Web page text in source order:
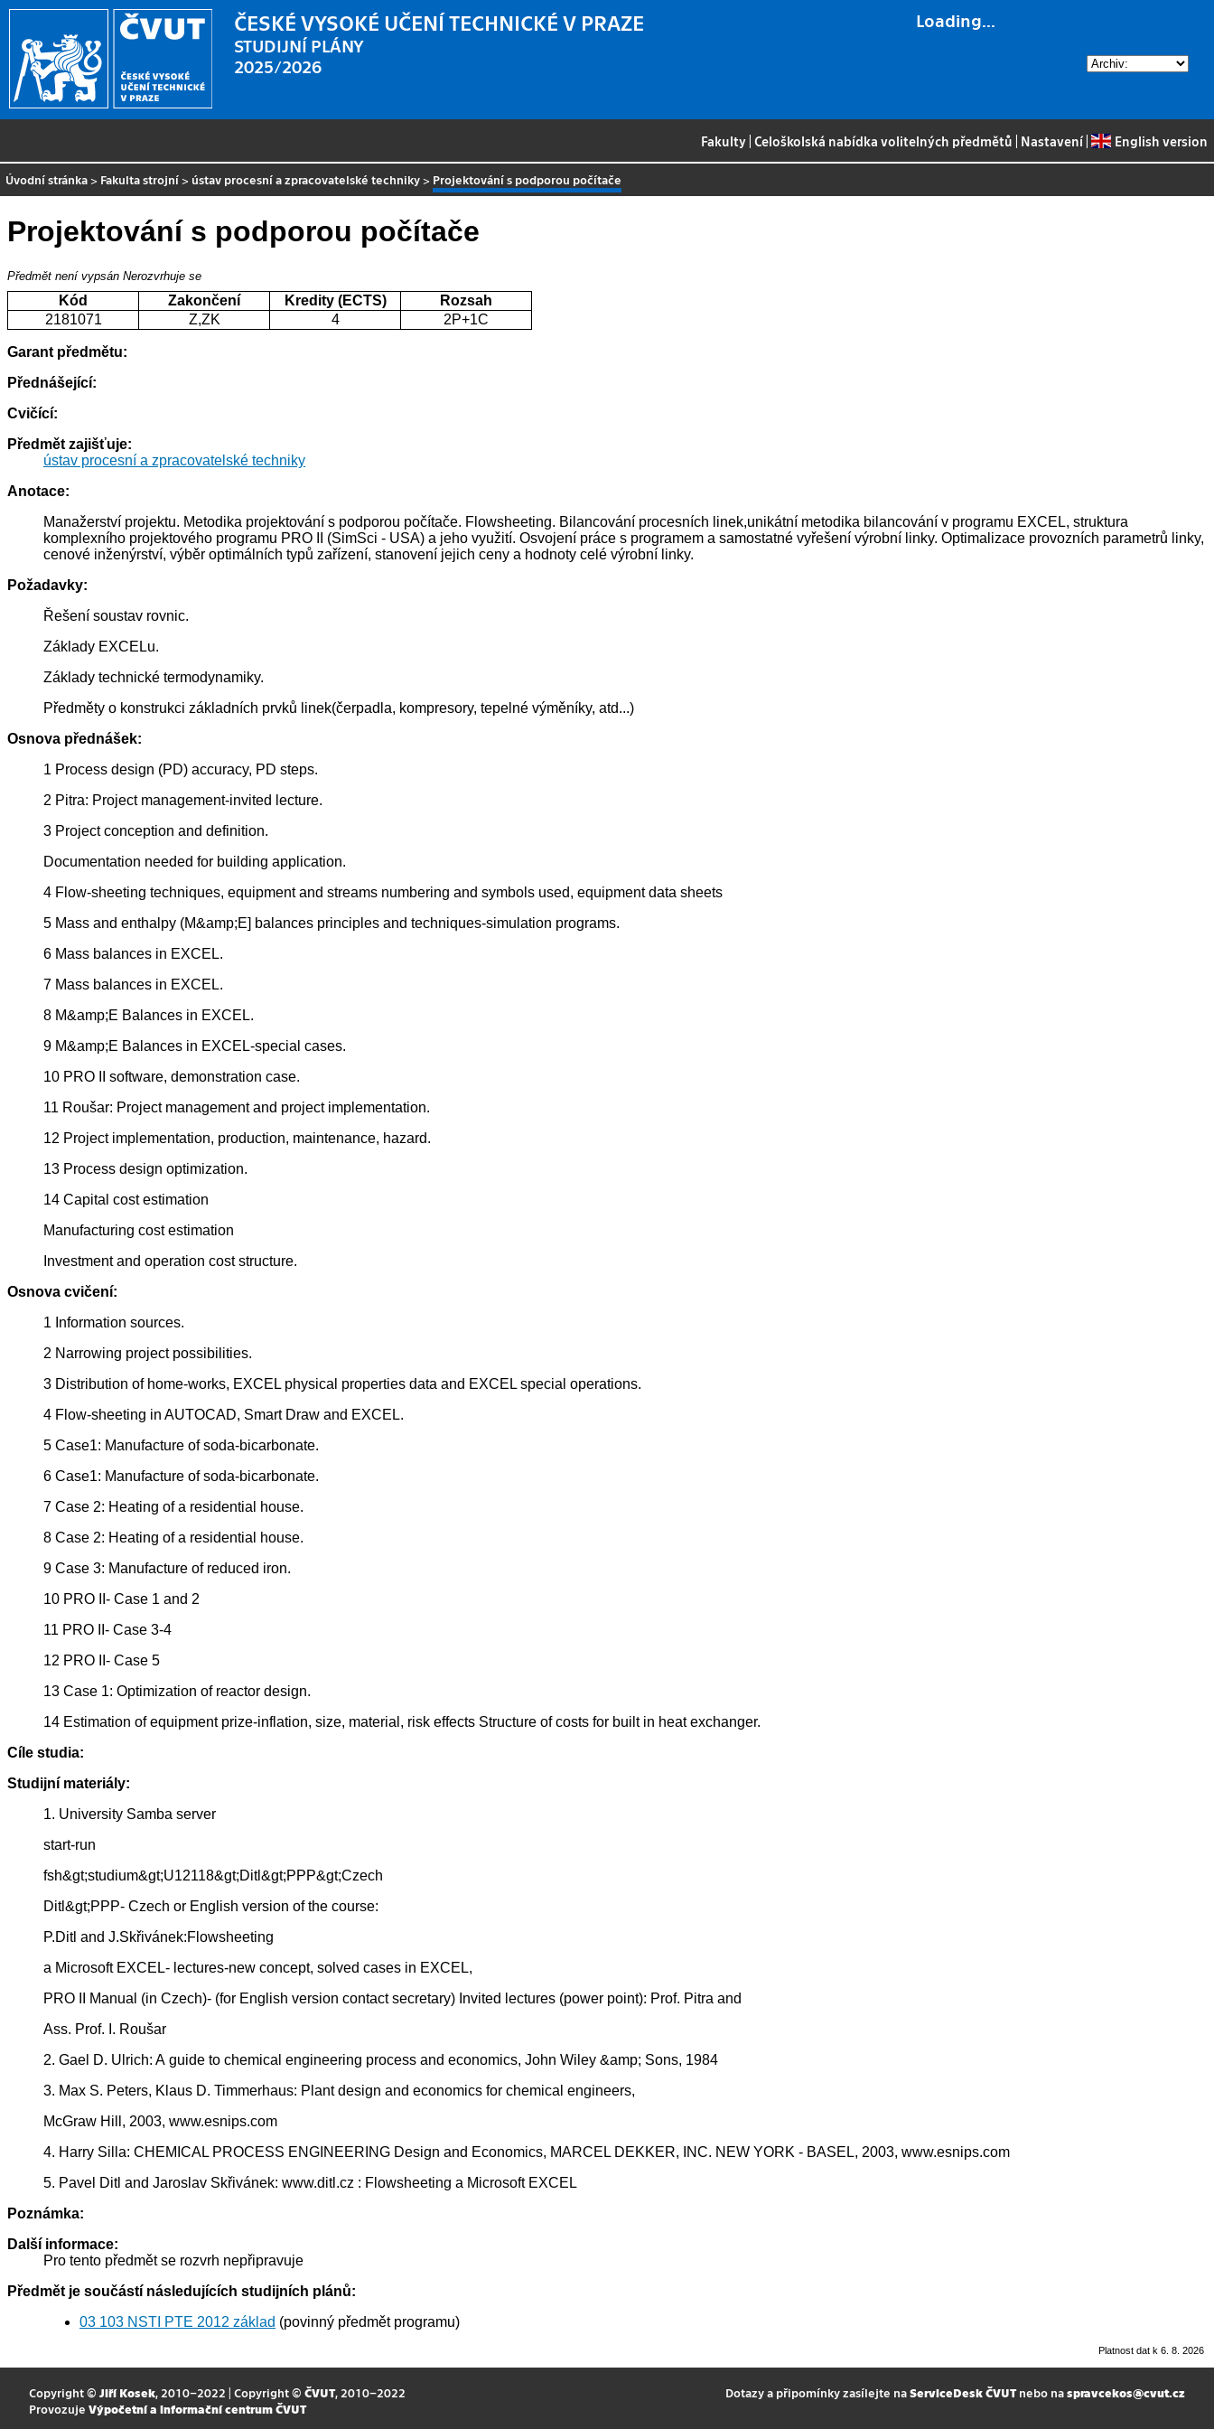
Loading...
ČESKÉ VYSOKÉ UČENÍ TECHNICKÉ V PRAZE
STUDIJNÍ PLÁNY
2025/2026
Fakulty |Celoškolská nabídka volitelných předmětů Nastavení| English version
Úvodní stránka > Fakulta strojní > ústav procesní a zpracovatelské techniky > Projektování s podporou počítače
Projektování s podporou počítače
Předmět není vypsán Nerozvrhuje se
Kód Zakončení Kredity (ECTS)
Rozsah
2181071
Z,ZK 4 2P+1C
Garant předmětu:
Přednášející:
Cvičící:
Předmět zajišťuje:
ústav procesní a zpracovatelské techniky
Anotace:
Manažerství projektu. Metodika projektování s podporou počítače. Flowsheeting. Bilancování procesních linek,unikátní metodika bilancování v programu EXCEL, struktura
komplexního projektového programu PRO II (SimSci - USA) a jeho využití. Osvojení práce s programem a samostatné vyřešení výrobní linky. Optimalizace provozních parametrů linky,
cenové inženýrství, výběr optimálních typů zařízení, stanovení jejich ceny a hodnoty celé výrobní linky.
Požadavky:
Řešení soustav rovnic.
Základy EXCELu.
Základy technické termodynamiky.
Předměty o konstrukci základních prvků linek(čerpadla, kompresory, tepelné výměníky, atd...)
Osnova přednášek:
1 Process design (PD) accuracy, PD steps.
2 Pitra: Project management-invited lecture.
3 Project conception and definition.
Documentation needed for building application.
4 Flow-sheeting techniques, equipment and streams numbering and symbols used, equipment data sheets
5 Mass and enthalpy (M&amp;E] balances principles and techniques-simulation programs.
6 Mass balances in EXCEL.
7 Mass balances in EXCEL.
8 M&amp;E Balances in EXCEL.
9 M&amp;E Balances in EXCEL-special cases.
10 PRO II software, demonstration case.
11 Roušar: Project management and project implementation.
12 Project implementation, production, maintenance, hazard.
13 Process design optimization.
14 Capital cost estimation
Manufacturing cost estimation
Investment and operation cost structure.
Osnova cvičení:
1 Information sources.
2 Narrowing project possibilities.
3 Distribution of home-works, EXCEL physical properties data and EXCEL special operations.
4 Flow-sheeting in AUTOCAD, Smart Draw and EXCEL.
5 Case1: Manufacture of soda-bicarbonate.
6 Case1: Manufacture of soda-bicarbonate.
7 Case 2: Heating of a residential house.
8 Case 2: Heating of a residential house.
9 Case 3: Manufacture of reduced iron.
10 PRO II- Case 1 and 2
11 PRO II- Case 3-4
12 PRO II- Case 5
13 Case 1: Optimization of reactor design.
14 Estimation of equipment prize-inflation, size, material, risk effects Structure of costs for built in heat exchanger.
Cíle studia:
Studijní materiály:
1. University Samba server
start-run
fsh&gt;studium&gt;U12118&gt;Ditl&gt;PPP&gt;Czech
Ditl&gt;PPP- Czech or English version of the course:
P.Ditl and J.Skřivánek:Flowsheeting
a Microsoft EXCEL- lectures-new concept, solved cases in EXCEL,
PRO II Manual (in Czech)- (for English version contact secretary) Invited lectures (power point): Prof. Pitra and
Ass. Prof. I. Roušar
2. Gael D. Ulrich: A guide to chemical engineering process and economics, John Wiley &amp; Sons, 1984
3. Max S. Peters, Klaus D. Timmerhaus: Plant design and economics for chemical engineers,
McGraw Hill, 2003, www.esnips.com
4. Harry Silla: CHEMICAL PROCESS ENGINEERING Design and Economics, MARCEL DEKKER, INC. NEW YORK - BASEL, 2003, www.esnips.com
5. Pavel Ditl and Jaroslav Skřivánek: www.ditl.cz : Flowsheeting a Microsoft EXCEL
Poznámka:
Další informace:
Pro tento předmět se rozvrh nepřipravuje
Předmět je součástí následujících studijních plánů:
03 103 NSTI PTE 2012 základ (povinný předmět programu)
Platnost dat k 6. 8. 2026
Copyright © Jiří Kosek, 2010–2022 | Copyright © ČVUT, 2010–2022
Provozuje Výpočetní a informační centrum ČVUT
Dotazy a připomínky zasílejte naServiceDesk ČVUTnebo naspravcekos@cvut.cz